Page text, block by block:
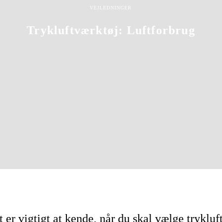
VEJLEDNINGER
Trykluftværktøj: Luftforbrug
er vigtigt at kende, når du skal vælge